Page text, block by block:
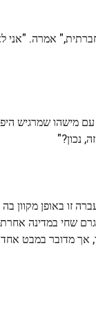
אמרה.
מישהו שמרגיש
נכון?"
זו באופן מקוון
שחי במדינה אחרת,
אך מדובר במבט